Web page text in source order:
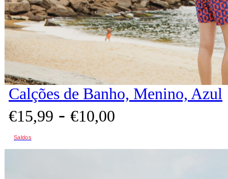
Calções de Banho, Menino, Azul
€15,99 - €10,00
Saldos